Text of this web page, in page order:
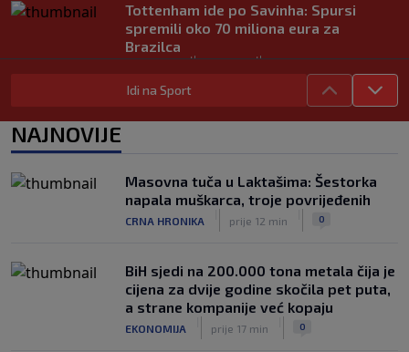
Tottenham ide po Savinha: Spursi
spremili oko 70 miliona eura za
Brazilca
| |
Iraola zabrinut nakon novog poraza
Vlahović pred velikom odlukom:
Beşiktaş mu nudi 10 miliona eura po
sezoni
Idi na Sport
NAJNOVIJE
Masovna tuča u Laktašima: Šestorka
napala muškarca, troje povrijeđenih
CRNA HRONIKA prije 12 min 0
BiH sjedi na 200.000 tona metala čija je
cijena za dvije godine skočila pet puta,
a strane kompanije već kopaju
EKONOMIJA prije 17 min 0